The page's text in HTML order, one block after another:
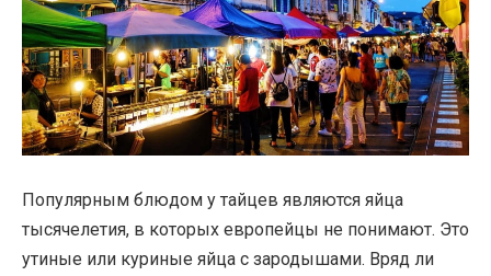
Популярным блюдом у тайцев являются яйца
тысячелетия, в которых европейцы не понимают. Это
утиные или куриные яйца с зародышами. Вряд ли